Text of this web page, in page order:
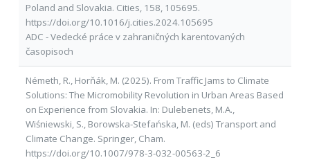
Poland and Slovakia. Cities, 158, 105695.
https://doi.org/10.1016/j.cities.2024.105695
ADC - Vedecké práce v zahraničných karentovaných
časopisoch
Németh, R., Horňák, M. (2025). From Traffic Jams to Climate
Solutions: The Micromobility Revolution in Urban Areas Based
on Experience from Slovakia. In: Dulebenets, M.A.,
Wiśniewski, S., Borowska-Stefańska, M. (eds) Transport and
Climate Change. Springer, Cham.
https://doi.org/10.1007/978-3-032-00563-2_6